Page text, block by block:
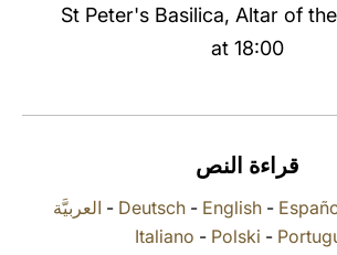
St Peter's Basilica, Altar of
at 18:00
قراءة النص
العربيَّة - Deutsch- English-
Italiano - Polski -